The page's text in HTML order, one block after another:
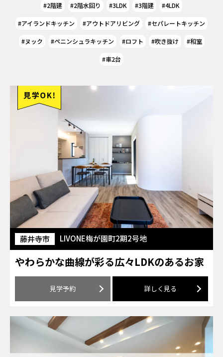
2階建 2階水回り 3LDK 3階建 4LDK
アイランドキッチン アウトドアリビング セパレートキッチン
ヌック ペニンシュラキッチン ロフト 吹き抜け 和室
車2台
藤井寺市 LIVONE梅が園町2期2号地
やわらかな曲線が彩る広々LDKのあるお家
見学予約 詳しく見る